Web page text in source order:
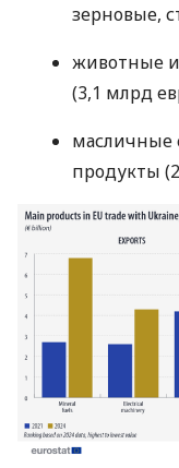
зерновые,
животные
(3,1 млрд
масличные
продукты